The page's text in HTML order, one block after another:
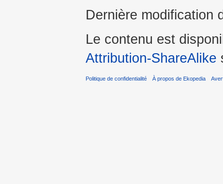
Dernière modification
Le contenu est
Attribution-ShareAlike
Politique de confidentialité À propos de Ekopedia